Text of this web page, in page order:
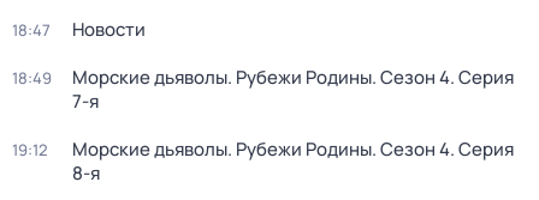
18:47 Новости
18:49 Морские дьяволы. Рубежи Родины. Сезон 4. Серия
7-я
19:12 Морские дьяволы. Рубежи Родины. Сезон 4. Серия
8-я